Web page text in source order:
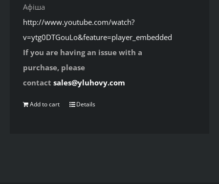
Афіша
http://www.youtube.com/watch?
v=ytg0DTGouLo&feature=player_embedded
If you are having an issue with a
purchase, please
contactsales@yluhovy.com
Add to cart Details